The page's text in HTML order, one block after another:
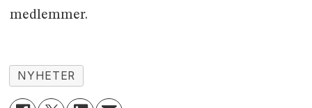
medlemmer.
NYHETER